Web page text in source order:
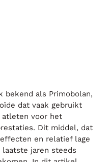
bekend als Primobolan,
dat vaak gebruikt
voor het
Dit middel, dat
en relatief lage
jaren steeds